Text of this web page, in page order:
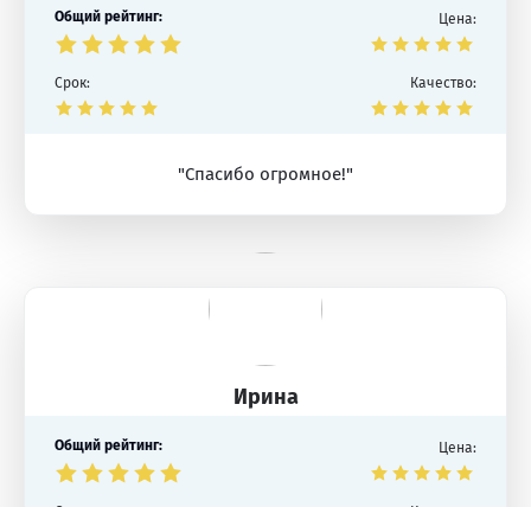
Общий рейтинг: Цена:
Срок: Качество:
"Спасибо огромное!"
Ирина
Общий рейтинг: Цена: